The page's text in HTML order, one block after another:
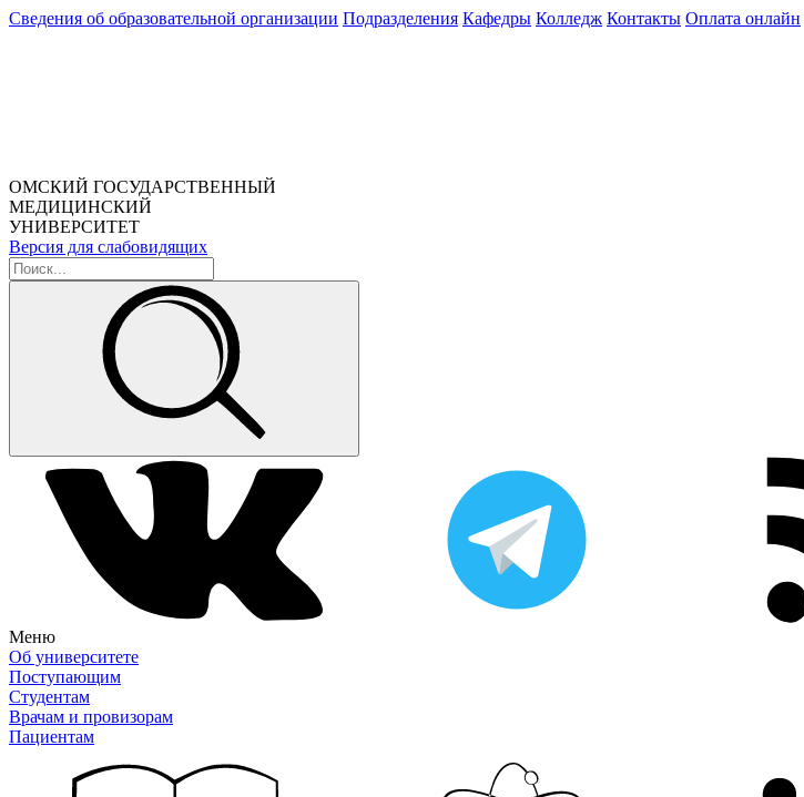
Сведения об образовательной организации Подразделения Кафедры Колледж Контакты Оплата онлайн
ОМСКИЙ ГОСУДАРСТВЕННЫЙ
МЕДИЦИНСКИЙ
УНИВЕРСИТЕТ
Версия для слабовидящих
Меню
Об университете
Поступающим
Студентам
Врачам и провизорам
Пациентам